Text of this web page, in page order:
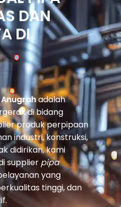
DAN
DI
Anugrahadalah
di bidang
produk perpipaan
industri, konstruksi,
didirikan, kami
supplier pipa
yang
tinggi, dan